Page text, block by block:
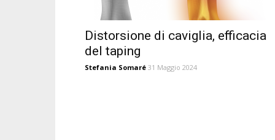
Distorsione di caviglia, efficacia
del taping
Stefania Somaré 31 Maggio 2024